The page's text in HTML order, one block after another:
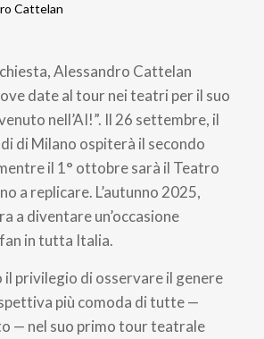
Cattelan
Alessandro Cattelan
date al tour nei teatri per il suo
nell’AI!”. Il 26 settembre, il
di Milano ospiterà il secondo
il 1° ottobre sarà il Teatro
a replicare. L’autunno 2025,
a diventare un’occasione
in tutta Italia.
il privilegio di osservare il genere
più comoda di tutte —
— nel suo primo tour teatrale